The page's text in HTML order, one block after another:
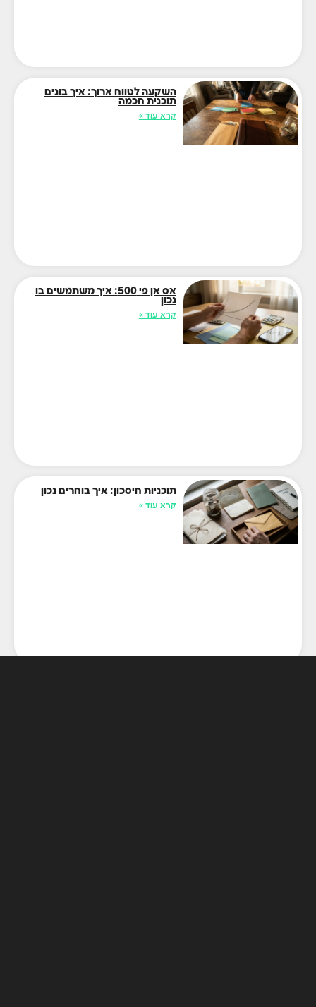
השקעה לטווח ארוך: איך בונים
תוכנית חכמה
קרא עוד »
אס אן פי 500: איך משתמשים בו
נכון
קרא עוד »
תוכניות חיסכון: איך בוחרים נכון
קרא עוד »